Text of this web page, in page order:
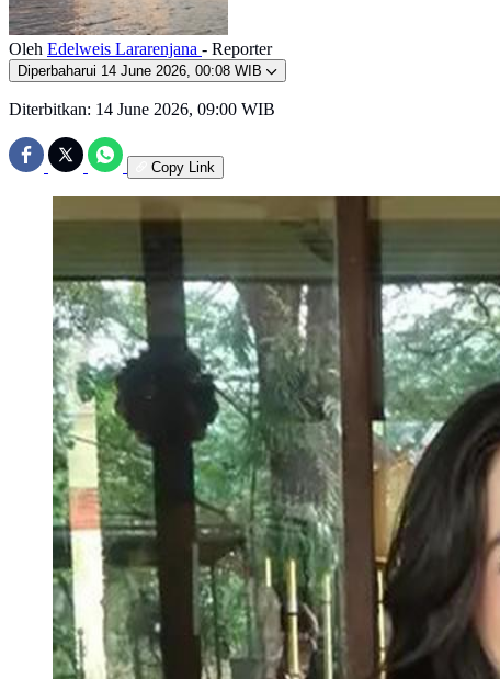
Oleh Edelweis Lararenjana - Reporter
Diperbaharui 14 June 2026, 00:08 WIB
Diterbitkan: 14 June 2026, 09:00 WIB
Copy Link